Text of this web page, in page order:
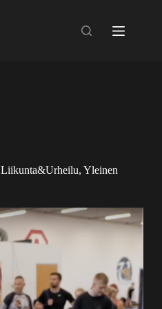
Liikunta&Urheilu, Yleinen